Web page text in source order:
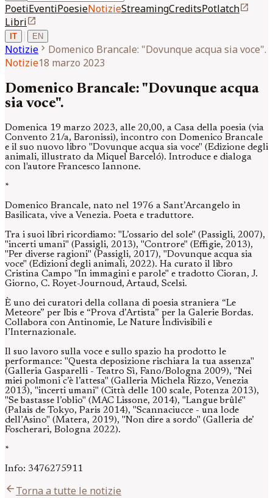
PoetiEventiPoesieNotizieStreamingCreditsPotlatchopen_in_new
Libriopen_in_new
IT | EN
Notizie chevron_right Domenico Brancale: "Dovunque acqua sia voce".
Notizie18 marzo 2023
Domenico Brancale: "Dovunque acqua
sia voce".
Domenica 19 marzo 2023, alle 20,00, a Casa della poesia (via
Convento 21/a, Baronissi), incontro con Domenico Brancale
e il suo nuovo libro "Dovunque acqua sia voce" (Edizione degli
animali, illustrato da Miquel Barceló). Introduce e dialoga
con l'autore Francesco Iannone.
*
Domenico Brancale, nato nel 1976 a Sant’Arcangelo in
Basilicata, vive a Venezia. Poeta e traduttore.
Tra i suoi libri ricordiamo: "L’ossario del sole" (Passigli, 2007),
"incerti umani" (Passigli, 2013), "Controre" (Effigie, 2013),
"Per diverse ragioni" (Passigli, 2017), "Dovunque acqua sia
voce" (Edizioni degli animali, 2022). Ha curato il libro
Cristina Campo "In immagini e parole" e tradotto Cioran, J.
Giorno, C. Royet-Journoud, Artaud, Scelsi.
È uno dei curatori della collana di poesia straniera “Le
Meteore” per Ibis e “Prova d’Artista” per la Galerie Bordas.
Collabora con Antinomie, Le Nature Indivisibili e
l’Internazionale.
Il suo lavoro sulla voce e sullo spazio ha prodotto le
performance: "Questa deposizione rischiara la tua assenza"
(Galleria Gasparelli - Teatro Sì, Fano/Bologna 2009), "Nei
miei polmoni c’è l’attesa" (Galleria Michela Rizzo, Venezia
2013), "incerti umani" (Città delle 100 scale, Potenza 2013),
"Se bastasse l’oblio" (MAC Lissone, 2014), "Langue brûlé"
(Palais de Tokyo, Paris 2014), "Scannaciucce - una lode
dell’Asino" (Matera, 2019), "Non dire a sordo" (Galleria de’
Foscherari, Bologna 2022).
*
Info: 3476275911
arrow_backTorna a tutte le notizie